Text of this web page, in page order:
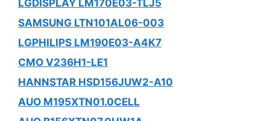
LGDISPLAY LM170E03-TLJ5
SAMSUNG LTN101AL06-003
LGPHILIPS LM190E03-A4K7
CMO V236H1-LE1
HANNSTAR HSD156JUW2-A10
AUO M195XTN01.0CELL